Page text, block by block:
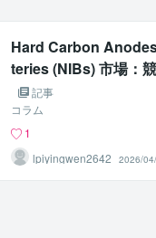
Hard Carbon
teries (NIBs) 市場：
までの世界展望
記事
コラム
1
lpiyingwen2642
2026/